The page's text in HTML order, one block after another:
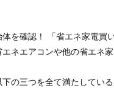
を確認！ 「省エネ家電買
ネエアコンや他の省エネ
の三つを全て満たしてい